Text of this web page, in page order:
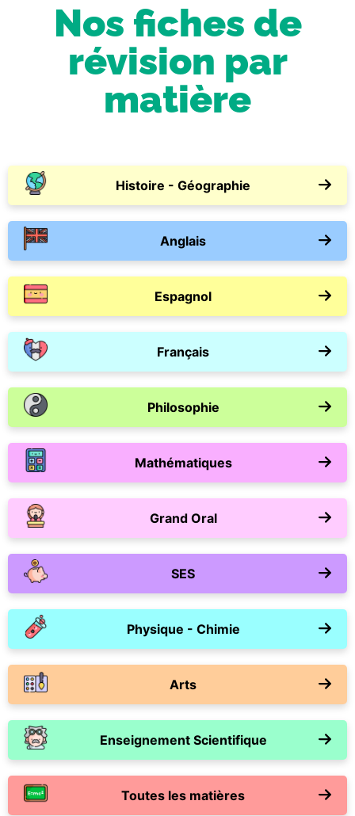
Nos fiches de
révision par
matière
Histoire - Géographie
Anglais
Espagnol
Français
Philosophie
Mathématiques
Grand Oral
SES
Physique - Chimie
Arts
Enseignement Scientifique
Toutes les matières